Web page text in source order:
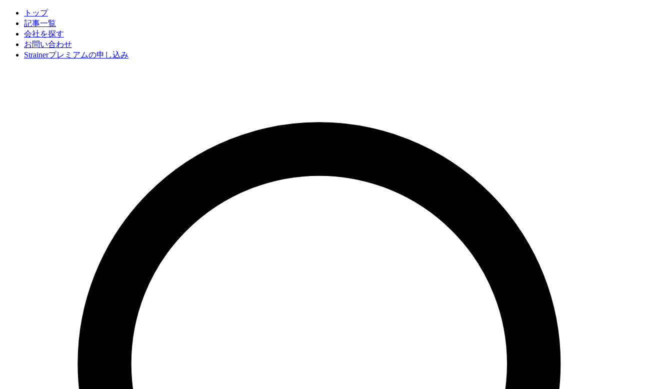
トップ
記事一覧
会社を探す
お問い合わせ
Strainerプレミアムの申し込み